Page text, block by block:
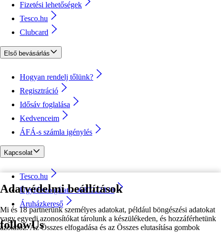
Adatvédelmi beállítások
Mi és 18 partnerünk személyes adatokat, például böngészési adatokat
vagy egyedi azonosítókat tárolunk a készülékeden, és hozzáférhetünk
azokhoz. Az Összes elfogadása és az Összes elutasítása gombok
Fizetési lehetőségek
Tesco.hu
Clubcard
Első bevásárlás
Hogyan rendelj tőlünk?
Regisztráció
Idősáv foglalása
Kedvenceim
ÁFÁ-s számla igénylés
Kapcsolat
Tesco.hu
Ügyfélszolgálat - 0680222333
Áruházkereső
followUs